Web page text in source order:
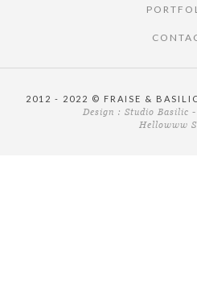
2012 - 2022 © FRAISE &
Design : Studio Basilic -
Hellowww